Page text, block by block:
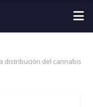
distribución del cannabis